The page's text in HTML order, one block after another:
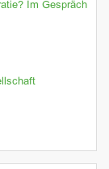
Im Gespräch